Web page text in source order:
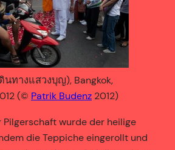
นทางแสวงบุญ), Bangkok,
(© Patrik Budenz 2012)
Pilgerschaft wurde der heilige
die Teppiche eingerollt und